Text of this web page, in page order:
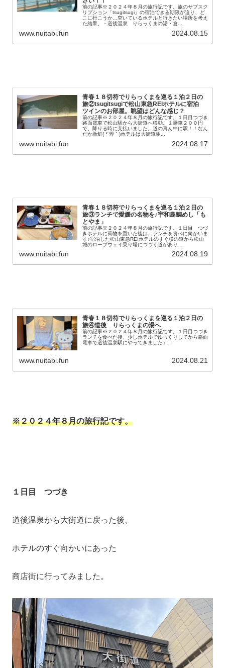
前の記事※２０２４年８月の旅行記です。旅のサブスク
リプション「tsugitsugi」の宿泊できる期限が迫り、ど
こに行こうか…空いているホテルと行きたい場所を考え
た結果、・道後温泉 りらっくまの湯・倉...
www.nuitabi.fun 2024.08.15
青春１８切符でりらっくまを巡る１泊２日の
旅②tsugitsugiで松山東急REIホテルに宿泊
ツインのお部屋。眺望はどんな感じ？
前の記事※２０２４年８月の旅行記です。１日目つづき
路面電車で松山駅から大街道へ移動。１乗車２００円
で、降りる時に支払いました。道の真ん中に駅！！なん
だか新鮮( *´艸｀)ホテルは大街道駅...
www.nuitabi.fun 2024.08.17
青春１８切符でりらっくまを巡る１泊２日の
旅③ランチで愛媛の名物を♪宇和島鯛めし「も
とやま」
前の記事※２０２４年８月の旅行記です。１日目 つづ
きホテルに荷物を置いた後は、ランチを食べに向かいま
す♪宿泊した松山東急REIホテルのすぐ横の道から松山
城のロープウェイ乗り場につづく道があり...
www.nuitabi.fun 2024.08.19
青春１８切符でりらっくまを巡る１泊２日の
旅④道後 りらっくまの湯へ
前の記事※２０２４年８月の旅行記です。１日目つづき
ランチを食べた後、少しホテルでゆっくりしてから路面
電車で道後温泉駅にやってきました♪...
www.nuitabi.fun 2024.08.21
※２０２４年８月の旅行記です。
１日目 つづき
道後温泉から大街道に戻った後、
ホテルのすぐ向かいにあった
商店街に行ってみました。